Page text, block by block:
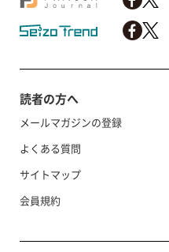
読者の方へ
メールマガジンの登録
よくある質問
サイトマップ
会員規約